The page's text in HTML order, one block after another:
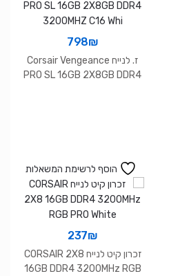
798₪
ז. לנייח Corsair Vengeance
PRO SL 16GB 2X8GB DDR4
הוסף לרשימת המשאלות
237₪
זכרון קיט לנייח CORSAIR 2X8
16GB DDR4 3200MHz RGB